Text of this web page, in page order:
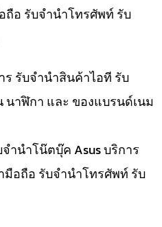
อ รับจำนำโทรศัพท์ รับ
ร รับจำนำสินค้าไอที รับ
าฬิกา และ ของแบรนด์เนม
ำนำโน๊ตบุ๊ค Asus บริการ
อถือ รับจำนำโทรศัพท์ รับ